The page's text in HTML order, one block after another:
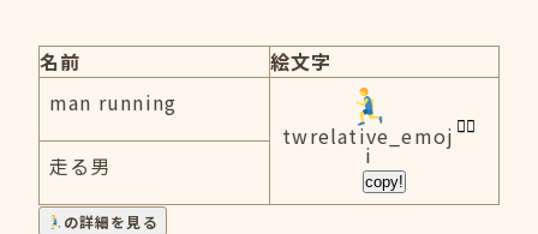
名前
絵文字
man running
twrelative_emoj
i
copy!
走る男
の詳細を見る